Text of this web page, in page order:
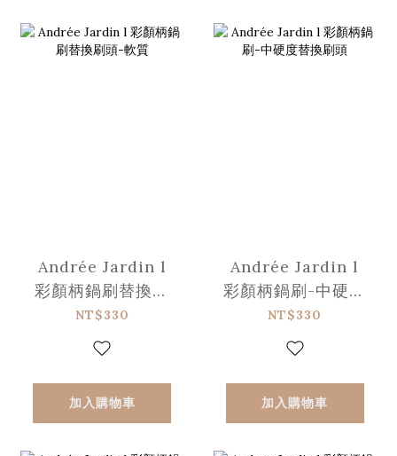
Andrée Jardin l
彩顏柄鍋刷替換刷
頭-軟質
NT$330
加入購物車
Andrée Jardin l
彩顏柄鍋刷-中硬度
替換刷頭
NT$330
加入購物車